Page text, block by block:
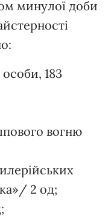
минулої доби
183
вогню
2 од;